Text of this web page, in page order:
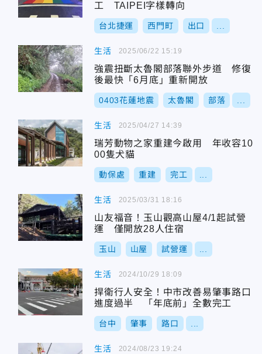
工 TAIPEI字樣轉向
台北捷運 西門町 出口
生活
強震扭斷太魯閣部落聯外步道 修復
後最快「6月底」重新開放
0403花蓮地震 太魯閣 部落
2025/06/22 15:19
生活
瑞芳動物之家重建今啟用 年收容10
00隻犬貓
動保處 重建 完工
2025/04/27 14:39
生活
山友福音！玉山觀高山屋4/1起試營
運 僅開放28人住宿
玉山 山屋 試營運
2025/03/31 18:16
生活
捍衛行人安全！中市改善易肇事路口
進度過半 「年底前」全數完工
台中 肇事 路口
2024/10/29 18:09
生活 2024/08/23 19:24